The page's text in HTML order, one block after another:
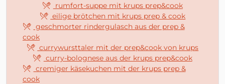
rumfort-suppe mit krups prep&cook
eilige brötchen mit krups prep & cook
geschmorter rindergulasch aus der prep &
cook
currywursttaler mit der prep&cook von krups
curry-bolognese aus der krups prep&cook
cremiger käsekuchen mit der krups prep &
cook